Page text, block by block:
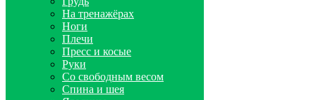
На тренажёрах
Ноги
Плечи
Пресс и косые
Руки
Со свободным весом
Спина и шея